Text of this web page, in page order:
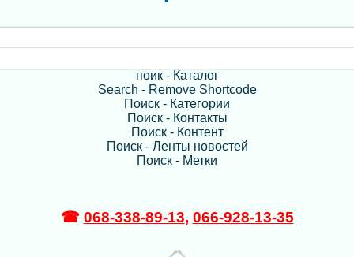
поик - Каталог
Search - Remove Shortcode
Поиск - Категории
Поиск - Контакты
Поиск - Контент
Поиск - Ленты новостей
Поиск - Метки
☎ 068-338-89-13, 066-928-13-35